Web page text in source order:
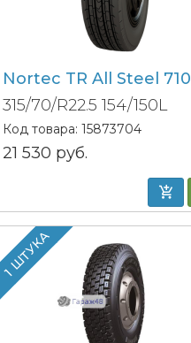
Nortec TR All Steel 710
315/70/R22.5 154/150L
Код товара: 15873704
21 530 руб.
1 ШТУКА